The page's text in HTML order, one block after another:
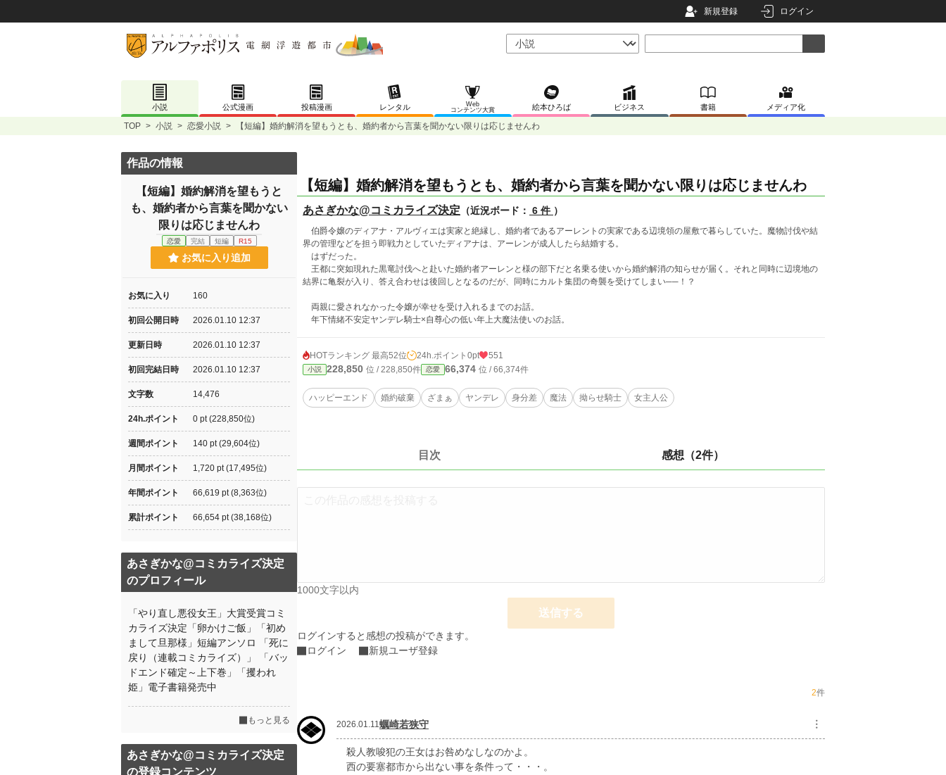
新規登録 ログイン
小説 公式漫画 投稿漫画 レンタル
Web
コンテンツ大賞
絵本ひろば ビジネス 書籍 メディア化
TOP > 小説 > 恋愛小説 > 【短編】婚約解消を望もうとも、婚約者から言葉を聞かない限りは応じませんわ
【短編】婚約解消を望もうとも、婚約者から言葉を聞かない限りは応じませんわ
あさぎかな@コミカライズ決定 （近況ボード： 6 件 ）
伯爵令嬢のディアナ・アルヴィエは実家と絶縁し、婚約者であるアーレントの実家である辺境領の屋敷で暮らしていた。魔物討伐や結
界の管理などを担う即戦力としていたディアナは、アーレンが成人したら結婚する。
はずだった。
王都に突如現れた黒竜討伐へと赴いた婚約者アーレンと様の部下だと名乗る使いから婚約解消の知らせが届く。それと同時に辺境地の
結界に亀裂が入り、答え合わせは後回しとなるのだが、同時にカルト集団の奇襲を受けてしまい──！？
両親に愛されなかった令嬢が幸せを受け入れるまでのお話。
年下情緒不安定ヤンデレ騎士×自尊心の低い年上大魔法使いのお話。
HOTランキング 最高52位 24h.ポイント 0pt 551
小説 228,850 位 / 228,850件 恋愛 66,374 位 / 66,374件
ハッピーエンド 婚約破棄 ざまぁ ヤンデレ 身分差 魔法 拗らせ騎士 女主人公
目次 感想（2件）
1000文字以内
送信する
ログインすると感想の投稿ができます。
ログイン
新規ユーザ登録
2件
2026.01.11蠣崎若狭守 ︙
殺人教唆犯の王女はお咎めなしなのかよ。
西の要塞都市から出ない事を条件って・・・。
作品の情報
【短編】婚約解消を望もうと
も、婚約者から言葉を聞かない
限りは応じませんわ
恋愛 完結 短編 R15
お気に入り追加
お気に入り 160
初回公開日時 2026.01.10 12:37
更新日時 2026.01.10 12:37
初回完結日時 2026.01.10 12:37
文字数 14,476
24h.ポイント 0 pt (228,850位)
週間ポイント 140 pt (29,604位)
月間ポイント 1,720 pt (17,495位)
年間ポイント 66,619 pt (8,363位)
累計ポイント 66,654 pt (38,168位)
あさぎかな@コミカライズ決定
のプロフィール
「やり直し悪役女王」大賞受賞コミ
カライズ決定「卵かけご飯」「初め
まして旦那様」短編アンソロ 「死に
戻り（連載コミカライズ）」 「バッ
ドエンド確定～上下巻」「攫われ
姫」電子書籍発売中
もっと見る
あさぎかな@コミカライズ決定
の登録コンテンツ